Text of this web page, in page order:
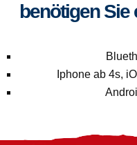
benötigen Sie
Iphone ab 4s,